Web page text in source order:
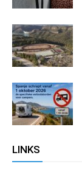
LINKS